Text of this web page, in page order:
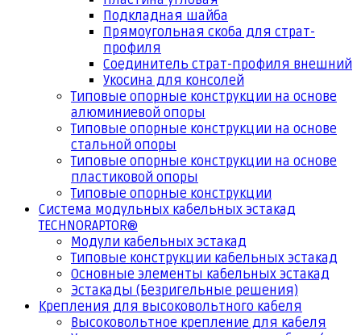
Подкладная шайба
Прямоугольная скоба для страт-
профиля
Соединитель страт-профиля внешний
Укосина для консолей
Типовые опорные конструкции на основе
алюминиевой опоры
Типовые опорные конструкции на основе
стальной опоры
Типовые опорные конструкции на основе
пластиковой опоры
Типовые опорные конструкции
Система модульных кабельных эстакад
TECHNORAPTOR®
Модули кабельных эстакад
Типовые конструкции кабельных эстакад
Основные элементы кабельных эстакад
Эстакады (Безригельные решения)
Крепления для высоковольтного кабеля
Высоковольтное крепление для кабеля